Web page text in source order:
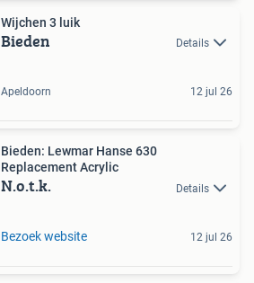
Wijchen 3 luik
Bieden Details
Apeldoorn 12 jul 26
Bieden: Lewmar Hanse 630
Replacement Acrylic
N.o.t.k. Details
Bezoek website 12 jul 26